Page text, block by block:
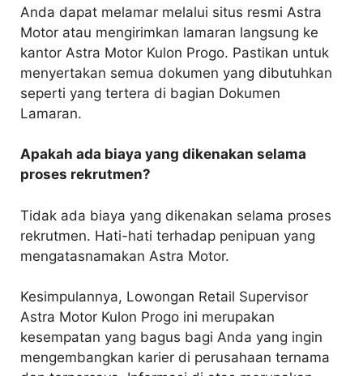
Anda dapat melamar melalui situs resmi Astra
Motor atau mengirimkan lamaran langsung ke
kantor Astra Motor Kulon Progo. Pastikan untuk
menyertakan semua dokumen yang dibutuhkan
seperti yang tertera di bagian Dokumen
Lamaran.
Apakah ada biaya yang dikenakan selama
proses rekrutmen?
Tidak ada biaya yang dikenakan selama proses
rekrutmen. Hati-hati terhadap penipuan yang
mengatasnamakan Astra Motor.
Kesimpulannya, Lowongan Retail Supervisor
Astra Motor Kulon Progo ini merupakan
kesempatan yang bagus bagi Anda yang ingin
mengembangkan karier di perusahaan ternama